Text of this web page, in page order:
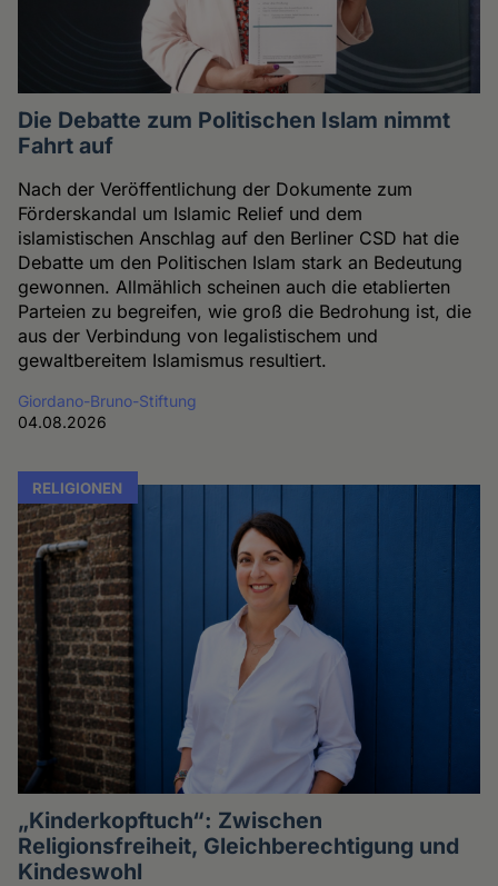
Die Debatte zum Politischen Islam nimmt
Fahrt auf
Nach der Veröffentlichung der Dokumente zum
Förderskandal um Islamic Relief und dem
islamistischen Anschlag auf den Berliner CSD hat die
Debatte um den Politischen Islam stark an Bedeutung
gewonnen. Allmählich scheinen auch die etablierten
Parteien zu begreifen, wie groß die Bedrohung ist, die
aus der Verbindung von legalistischem und
gewaltbereitem Islamismus resultiert.
Giordano-Bruno-Stiftung
04.08.2026
RELIGIONEN
„Kinderkopftuch“: Zwischen
Religionsfreiheit, Gleichberechtigung und
Kindeswohl